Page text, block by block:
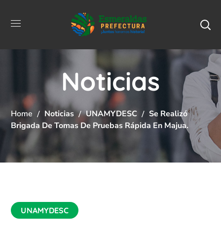
Noticias
Home Noticias UNAMYDESC
Se Realizó
Brigada De Tomas De Pruebas Rápida En Majua.
UNAMYDESC